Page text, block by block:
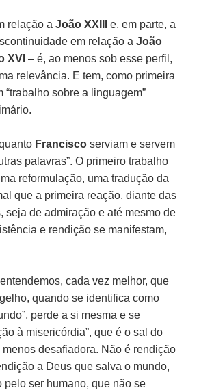
relação aJoão XXIII
e, em parte, a
em relação aJoão
XVI – é, ao menos sob esse perfil,
relevância. E tem, como primeira
“trabalho sobre a linguagem”
Francisco serviam e servem
palavras”. O primeiro trabalho
reformulação, uma tradução da
que a primeira reação, diante das
seja de admiração e até mesmo de
e rendição se manifestam,
cada vez melhor, que
quando se identifica como
perde a si mesma e se
à misericórdia”, que é o sal do
desafiadora. Não é rendição
a Deus que salva o mundo,
pelo ser humano, que não se